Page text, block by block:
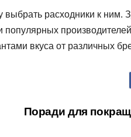
расходники к ним.
вкуса от различных
Поради для